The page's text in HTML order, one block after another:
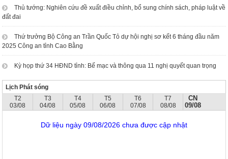
Thủ tướng: Nghiên cứu đề xuất điều chỉnh, bổ sung chính sách, pháp luật về
đất đai
Thứ trưởng Bộ Công an Trần Quốc Tỏ dự hội nghị sơ kết 6 tháng đầu năm
2025 Công an tỉnh Cao Bằng
Kỳ họp thứ 34 HĐND tỉnh: Bế mạc và thông qua 11 nghị quyết quan trọng
Lịch Phát sóng
T2
03/08
T3
04/08
T4
05/08
T5
06/08
T6
07/08
T7
08/08
CN
09/08
Dữ liệu ngày 09/08/2026 chưa được cập nhật